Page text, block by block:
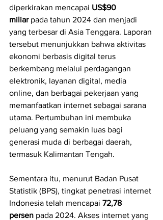
diperkirakan mencapai US$90
miliar pada tahun 2024 dan menjadi
yang terbesar di Asia Tenggara. Laporan
tersebut menunjukkan bahwa aktivitas
ekonomi berbasis digital terus
berkembang melalui perdagangan
elektronik, layanan digital, media
online, dan berbagai pekerjaan yang
memanfaatkan internet sebagai sarana
utama. Pertumbuhan ini membuka
peluang yang semakin luas bagi
generasi muda di berbagai daerah,
termasuk Kalimantan Tengah.
Sementara itu, menurut Badan Pusat
Statistik (BPS), tingkat penetrasi internet
Indonesia telah mencapai 72,78
persen pada 2024. Akses internet yang